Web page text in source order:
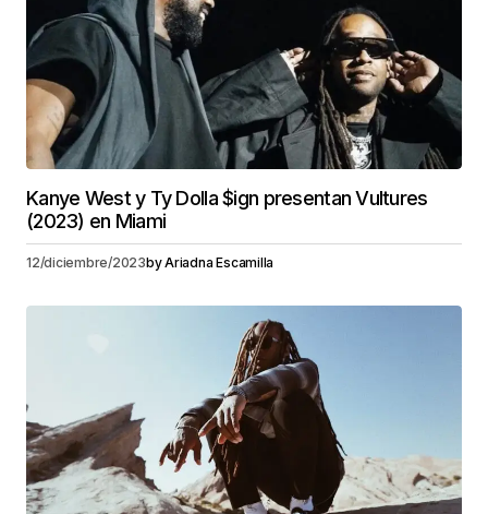
Kanye West y Ty Dolla $ign presentan Vultures
(2023) en Miami
12/diciembre/2023byAriadna Escamilla